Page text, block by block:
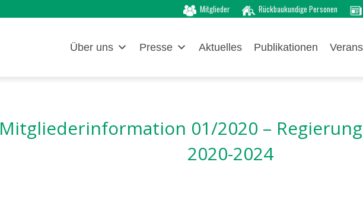
Mitglieder Rückbaukundige Personen
Über uns Presse Aktuelles Publikationen
Mitgliederinformation 01/2020 –
2020-2024